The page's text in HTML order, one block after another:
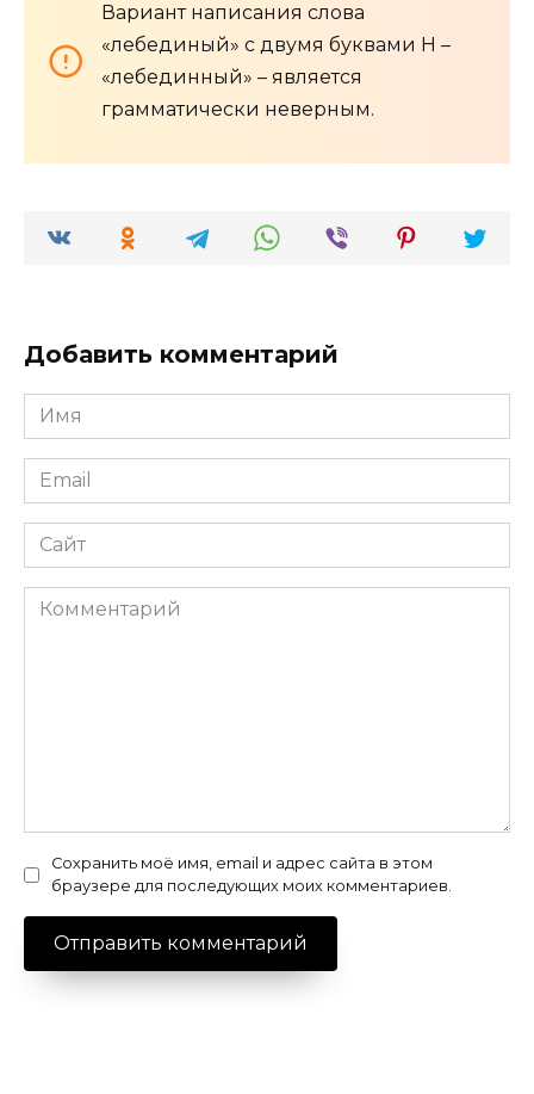
Вариант написания слова
«лебединый» с двумя буквами Н –
«лебединный» – является
грамматически неверным.
Добавить комментарий
Имя
*
Email
*
Сайт
Комментарий
Сохранить моё имя, email и адрес сайта в этом
браузере для последующих моих комментариев.